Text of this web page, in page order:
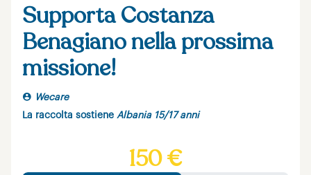
Supporta Costanza
Benagiano nella prossima
missione!
Wecare
La raccolta sostiene Albania 15/17 anni
150 €